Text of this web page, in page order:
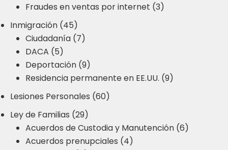
Fraudes en ventas por internet (3)
Inmigración (45)
Ciudadanía (7)
DACA (5)
Deportación (9)
Residencia permanente en EE.UU. (9)
Lesiones Personales (60)
Ley de Familias (29)
Acuerdos de Custodia y Manutención (6)
Acuerdos prenupciales (4)